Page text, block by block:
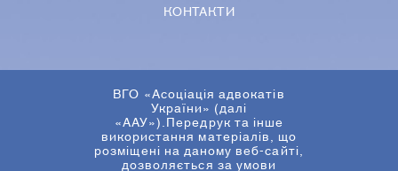
КОНТАКТИ
ВГО «Асоціація адвокатів
України» (далі
«ААУ»).Передрук та інше
використання матеріалів, що
розміщені на даному веб-сайті,
дозволяється за умови